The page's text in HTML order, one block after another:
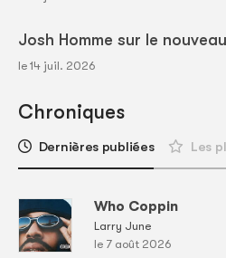
Josh Homme sur le
le 14 juil. 2026
Chroniques
Dernières publiées Les
Who Coppin
Larry June
le 7 août 2026